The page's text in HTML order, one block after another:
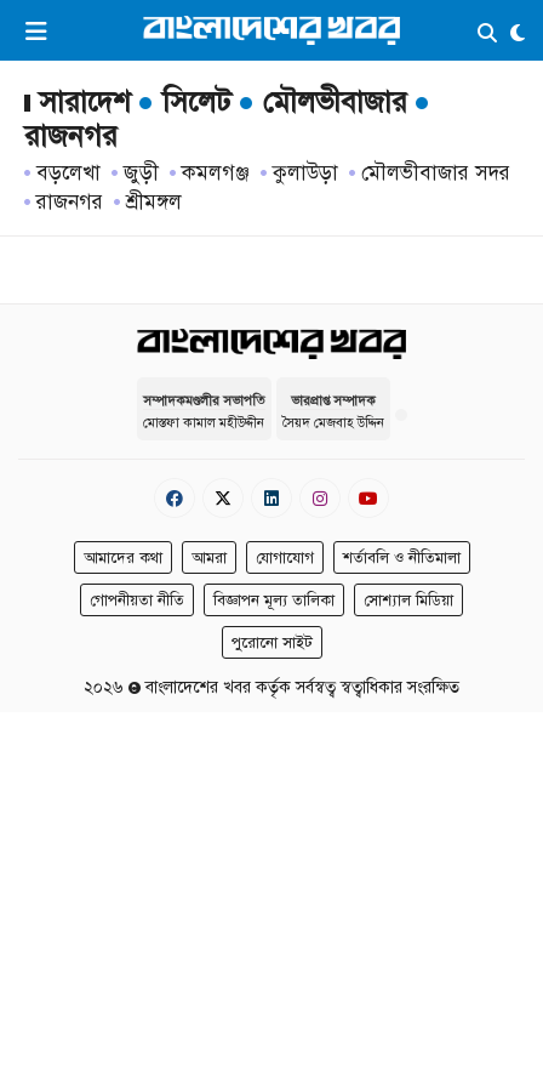
ভিডিও ই-পেপার লগইন ×
প্রচ্ছদ
সর্বশেষ
সারাদেশ সিলেট
মৌলভীবাজার
রাজনগর
বড়লেখা জুড়ী কমলগঞ্জ কুলাউড়া
মৌলভীবাজার সদর
রাজনগর
শ্রীমঙ্গল
সম্পাদকমণ্ডলীর সভাপতি
মোস্তফা কামাল মহীউদ্দীন
ভারপ্রাপ্ত সম্পাদক
সৈয়দ মেজবাহ উদ্দিন
আমাদের কথা আমরা যোগাযোগ শর্তাবলি ও নীতিমালা
গোপনীয়তা নীতি বিজ্ঞাপন মূল্য তালিকা সোশ্যাল মিডিয়া
পুরোনো সাইট
২০২৬ বাংলাদেশের খবর কর্তৃক সর্বস্বত্ব স্বত্বাধিকার সংরক্ষিত